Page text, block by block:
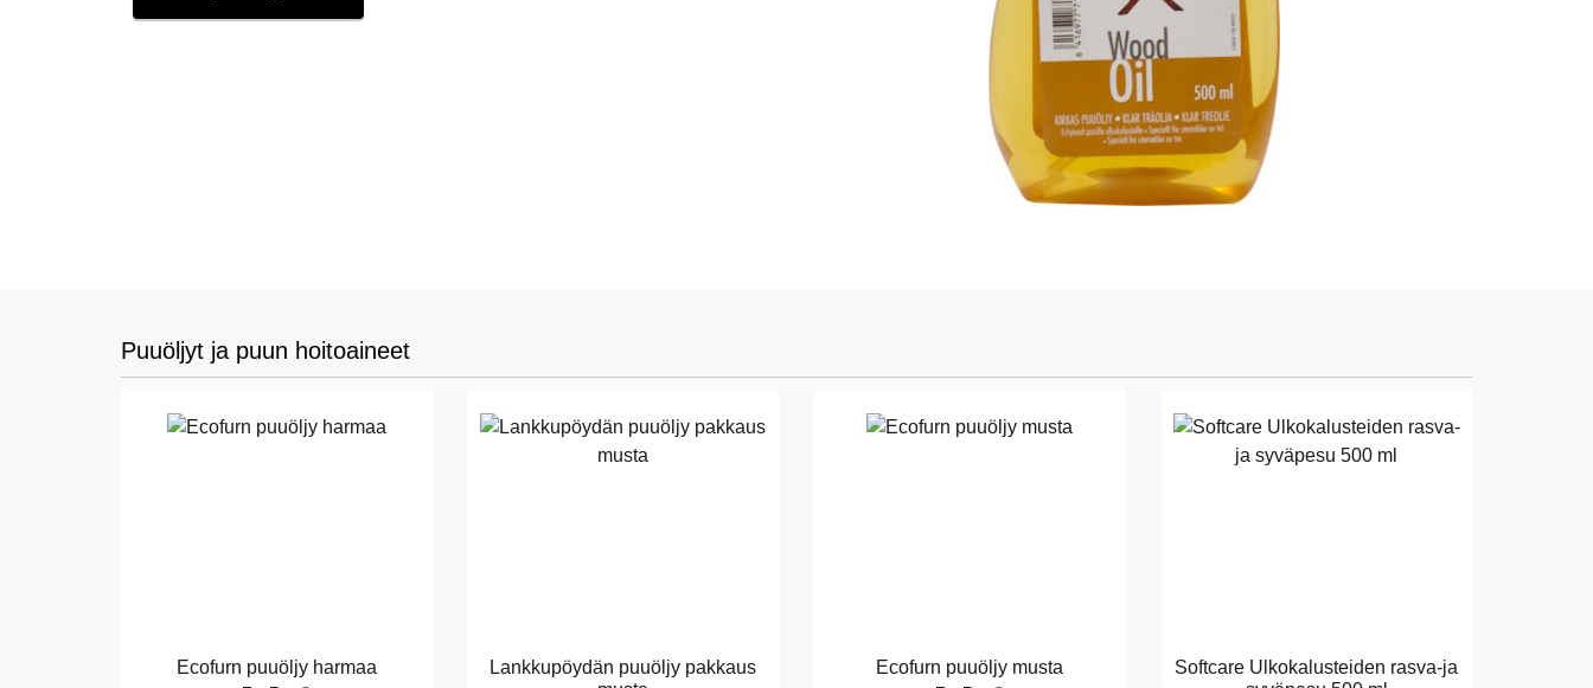
Puuöljyt ja puun hoitoaineet
Ecofurn puuöljy harmaa
Lankkupöydän puuöljy pakkaus
Ecofurn puuöljy musta
Softcare Ulkokalusteiden rasva-ja